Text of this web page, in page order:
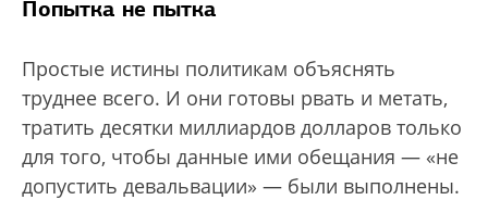
Попытка не пытка
Простые истины политикам объяснять
труднее всего. И они готовы рвать и метать,
тратить десятки миллиардов долларов только
для того, чтобы данные ими обещания — «не
допустить девальвации» — были выполнены.